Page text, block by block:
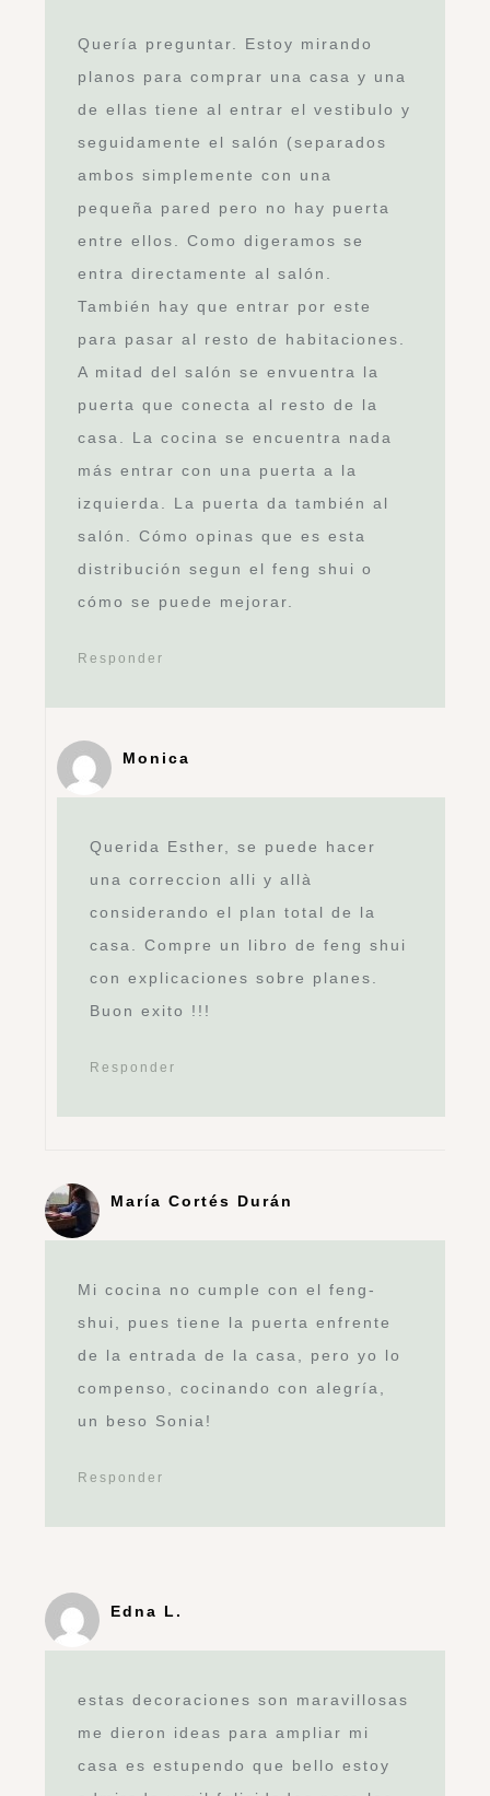
Quería preguntar. Estoy mirando
planos para comprar una casa y una
de ellas tiene al entrar el vestibulo y
seguidamente el salón (separados
ambos simplemente con una
pequeña pared pero no hay puerta
entre ellos. Como digeramos se
entra directamente al salón.
También hay que entrar por este
para pasar al resto de habitaciones.
A mitad del salón se envuentra la
puerta que conecta al resto de la
casa. La cocina se encuentra nada
más entrar con una puerta a la
izquierda. La puerta da también al
salón. Cómo opinas que es esta
distribución segun el feng shui o
cómo se puede mejorar.
Responder
Monica
Querida Esther, se puede hacer
una correccion alli y allà
considerando el plan total de la
casa. Compre un libro de feng shui
con explicaciones sobre planes.
Buon exito !!!
Responder
María Cortés Durán
Mi cocina no cumple con el feng-
shui, pues tiene la puerta enfrente
de la entrada de la casa, pero yo lo
compenso, cocinando con alegría,
un beso Sonia!
Responder
Edna L.
estas decoraciones son maravillosas
me dieron ideas para ampliar mi
casa es estupendo que bello estoy